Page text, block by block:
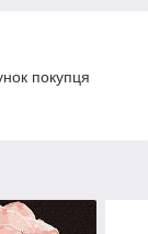
покупця